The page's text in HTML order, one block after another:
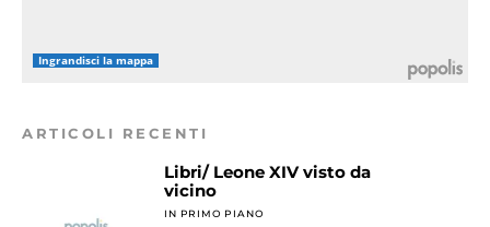
Ingrandisci la mappa
ARTICOLI RECENTI
Libri/ Leone XIV visto da
vicino
IN PRIMO PIANO